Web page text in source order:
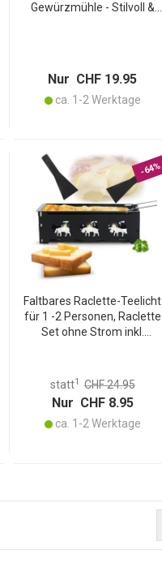
Gewürzmühle - Stilvoll &
Nur CHF 19.95
ca. 1-2 Werktage
-64%
Faltbares Raclette-Teelicht
für 1 -2 Personen, Raclette
Set ohne Strom inkl.
ausgestanzten Kühen,
statt1 CHF 24.95
Nur CHF 8.95
ca. 1-2 Werktage